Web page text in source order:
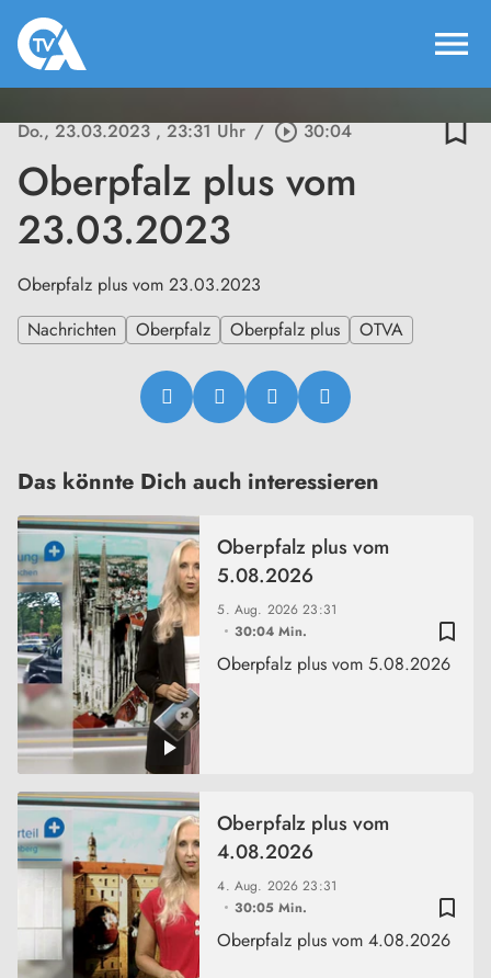
menu
Do., 23.03.2023, 23:31 Uhr / play_circle_outline30:04 bookmark_border
Oberpfalz plus vom
23.03.2023
Oberpfalz plus vom 23.03.2023
Nachrichten
Oberpfalz Oberpfalz plus OTVA
Das könnte Dich auch interessieren
bookmark_border
5. Aug. 202623:31
30:04 Min.
Oberpfalz plus vom
5.08.2026
Oberpfalz plus vom 5.08.2026
bookmark_border
4. Aug. 202623:31
30:05 Min.
Oberpfalz plus vom
4.08.2026
Oberpfalz plus vom 4.08.2026